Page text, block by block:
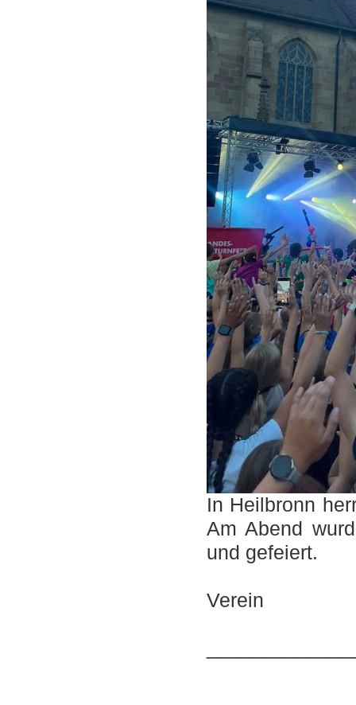
In Heilbronn
Am Abend
und gefeiert.
Verein